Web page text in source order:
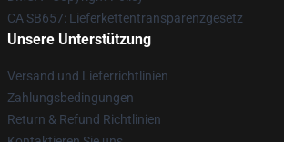
CA SB657: Lieferkettentransparenzgesetz
Unsere Unterstützung
Versand und Lieferrichtlinien
Zahlungsbedingungen
Return & Refund Richtlinien